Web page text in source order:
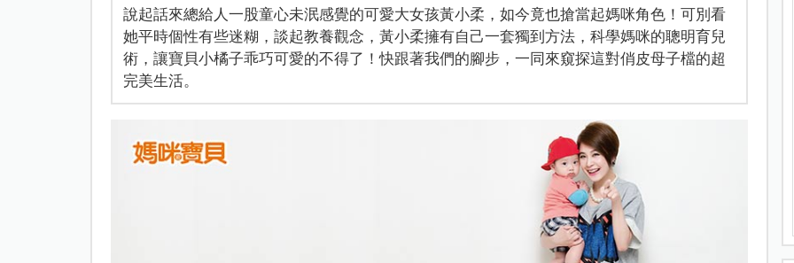
說起話來總給人一股童心未泯感覺的可愛大女孩黃小柔，如今竟也搶當起媽咪角色！可別看
她平時個性有些迷糊，談起教養觀念，黃小柔擁有自己一套獨到方法，科學媽咪的聰明育兒
術，讓寶貝小橘子乖巧可愛的不得了！快跟著我們的腳步，一同來窺探這對俏皮母子檔的超
完美生活。